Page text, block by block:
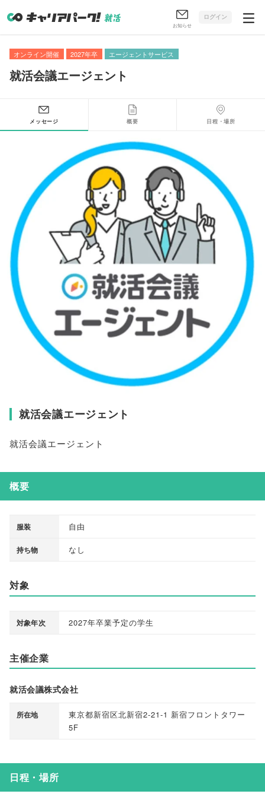
お知らせ
ログイン
オンライン開催 2027年卒 エージェントサービス
就活会議エージェント
メッセージ 概要 日程・場所
就活会議エージェント
就活会議エージェント
概要
服装 自由
持ち物 なし
対象
対象年次 2027年卒業予定の学生
主催企業
就活会議株式会社
所在地
東京都新宿区北新宿2-21-1 新宿フロントタワー
5F
日程・場所